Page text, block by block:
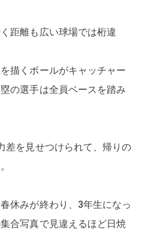
距離も広い球場では桁違
描くボールがキャッチャー
の選手は全員ベースを踏み
差を見せつけられて、帰りの
休みが終わり、3年生になっ
合写真で見違えるほど日焼